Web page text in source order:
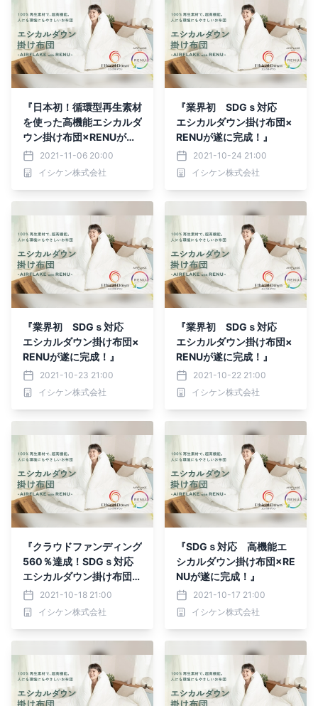
『日本初！循環型再生素材
を使った高機能エシカルダ
ウン掛け布団×RENUが遂
に完成！』
2021-11-06 20:00
イシケン株式会社
『業界初 SDGｓ対応
エシカルダウン掛け布団×
RENUが遂に完成！』
2021-10-24 21:00
イシケン株式会社
『業界初 SDGｓ対応
エシカルダウン掛け布団×
RENUが遂に完成！』
2021-10-23 21:00
イシケン株式会社
『業界初 SDGｓ対応
エシカルダウン掛け布団×
RENUが遂に完成！』
2021-10-22 21:00
イシケン株式会社
『クラウドファンディング
560％達成！SDGｓ対応
エシカルダウン掛け布団×
RENUが遂に完成！』
2021-10-18 21:00
イシケン株式会社
『SDGｓ対応 高機能エ
シカルダウン掛け布団×RE
NUが遂に完成！』
2021-10-17 21:00
イシケン株式会社